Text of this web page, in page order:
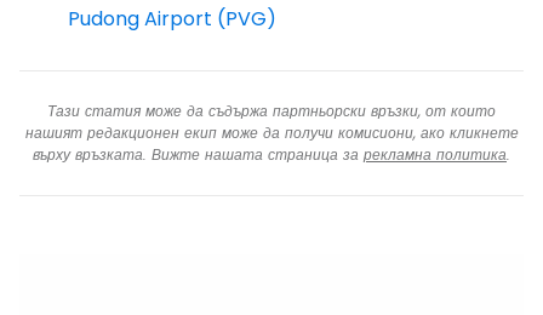
Pudong Airport (PVG)
Тази статия може да съдържа партньорски връзки, от които
нашият редакционен екип може да получи комисиони, ако кликнете
върху връзката. Вижте нашата страница за рекламна политика.